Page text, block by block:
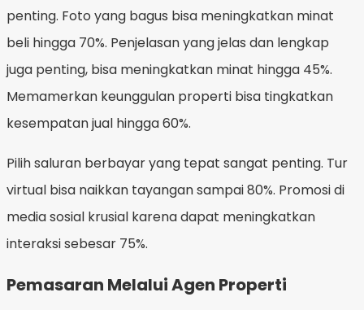
penting. Foto yang bagus bisa meningkatkan minat
beli hingga 70%. Penjelasan yang jelas dan lengkap
juga penting, bisa meningkatkan minat hingga 45%.
Memamerkan keunggulan properti bisa tingkatkan
kesempatan jual hingga 60%.
Pilih saluran berbayar yang tepat sangat penting. Tur
virtual bisa naikkan tayangan sampai 80%. Promosi di
media sosial krusial karena dapat meningkatkan
interaksi sebesar 75%.
Pemasaran Melalui Agen Properti